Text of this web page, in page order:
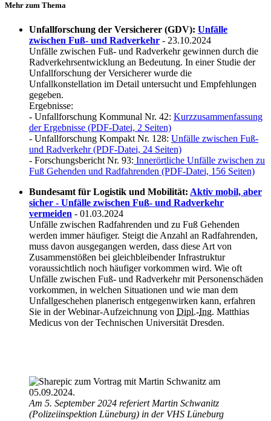
Mehr zum Thema
Unfallforschung der Versicherer (GDV): Unfälle
zwischen Fuß- und Radverkehr - 23.10.2024
Unfälle zwischen Fuß- und Radverkehr gewinnen durch die
Radverkehrsentwicklung an Bedeutung. In einer Studie der
Unfallforschung der Versicherer wurde die
Unfallkonstellation im Detail untersucht und Empfehlungen
gegeben.
Ergebnisse:
- Unfallforschung Kommunal Nr. 42: Kurzzusammenfassung
der Ergebnisse (PDF-Datei, 2 Seiten)
- Unfallforschung Kompakt Nr. 128: Unfälle zwischen Fuß-
und Radverkehr (PDF-Datei, 24 Seiten)
- Forschungsbericht Nr. 93: Innerörtliche Unfälle zwischen zu
Fuß Gehenden und Radfahrenden (PDF-Datei, 156 Seiten)
Bundesamt für Logistik und Mobilität: Aktiv mobil, aber
sicher - Unfälle zwischen Fuß- und Radverkehr
vermeiden - 01.03.2024
Unfälle zwischen Radfahrenden und zu Fuß Gehenden
werden immer häufiger. Steigt die Anzahl an Radfahrenden,
muss davon ausgegangen werden, dass diese Art von
Zusammenstößen bei gleichbleibender Infrastruktur
voraussichtlich noch häufiger vorkommen wird. Wie oft
Unfälle zwischen Fuß- und Radverkehr mit Personenschäden
vorkommen, in welchen Situationen und wie man dem
Unfallgeschehen planerisch entgegenwirken kann, erfahren
Sie in der Webinar-Aufzeichnung von Dipl.-Ing. Matthias
Medicus von der Technischen Universität Dresden.
Am 5. September 2024 referiert Martin Schwanitz
(Polizeiinspektion Lüneburg) in der VHS Lüneburg